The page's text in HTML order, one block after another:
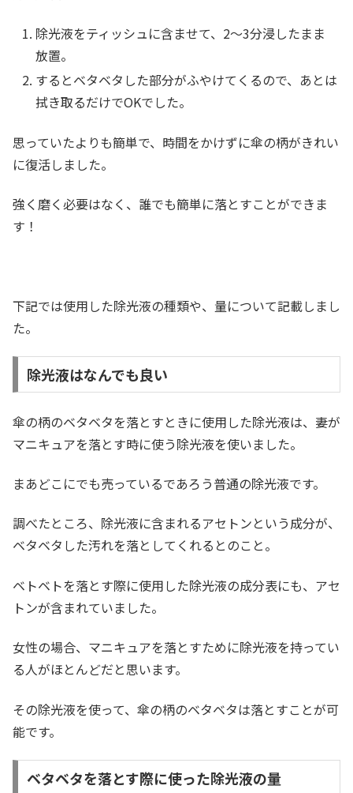
除光液をティッシュに含ませて、2〜3分浸したまま
放置。
するとベタベタした部分がふやけてくるので、あとは
拭き取るだけでOKでした。
思っていたよりも簡単で、時間をかけずに傘の柄がきれい
に復活しました。
強く磨く必要はなく、誰でも簡単に落とすことができま
す！
下記では使用した除光液の種類や、量について記載しまし
た。
除光液はなんでも良い
傘の柄のベタベタを落とすときに使用した除光液は、妻が
マニキュアを落とす時に使う除光液を使いました。
まあどこにでも売っているであろう普通の除光液です。
調べたところ、除光液に含まれるアセトンという成分が、
ベタベタした汚れを落としてくれるとのこと。
ベトベトを落とす際に使用した除光液の成分表にも、アセ
トンが含まれていました。
女性の場合、マニキュアを落とすために除光液を持ってい
る人がほとんどだと思います。
その除光液を使って、傘の柄のベタベタは落とすことが可
能です。
ベタベタを落とす際に使った除光液の量